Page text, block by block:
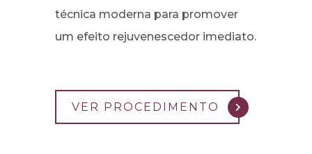
técnica moderna para promover
um efeito rejuvenescedor imediato.
VER PROCEDIMENTO